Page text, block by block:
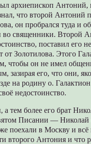
архиепископ Антоний,
что второй Антоний
он пробрался туда и
во священники. Второй
поставил его
от Золотилова. Этого
чтобы он не имел
зазирая его, что они,
на родину о. Галактион
недостоинство.
тем более его брат
Писании — Николай
поехали в Москву и всё
второго Антония и что